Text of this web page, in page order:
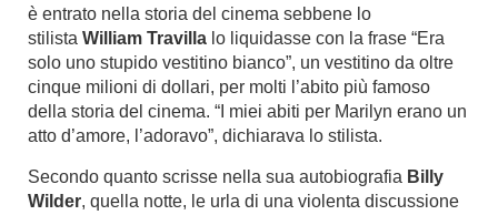
è entrato nella storia del cinema sebbene lo
stilista William Travilla lo liquidasse con la frase “Era
solo uno stupido vestitino bianco”, un vestitino da oltre
cinque milioni di dollari, per molti l’abito più famoso
della storia del cinema. “I miei abiti per Marilyn erano un
atto d’amore, l’adoravo”, dichiarava lo stilista.
Secondo quanto scrisse nella sua autobiografia Billy
Wilder, quella notte, le urla di una violenta discussione